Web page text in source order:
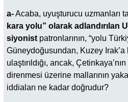
a-Acaba, uyuşturucu uzmanları
kara yolu” olarak adlandırılan
siyonist patronlarının, “yolu
Güneydoğusundan, Kuzey Irak’a
ulaştırıldığı, ancak,
direnmesi üzerine mallarının
iddiaları ne kadar doğrudur?